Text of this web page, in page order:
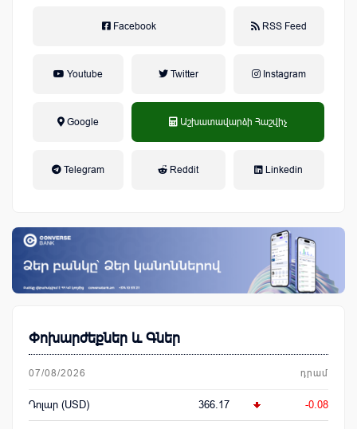
Facebook RSS Feed
Youtube Twitter Instagram
Google Աշխատավարձի Հաշվիչ
Telegram Reddit Linkedin
Փոխարժեքներ և Գներ
07/08/2026 դրամ
Դոլար (USD) 366.17 -0.08